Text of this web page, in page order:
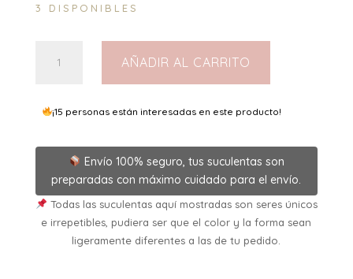
3 DISPONIBLES
Hera
cantidad
AÑADIR AL CARRITO
¡15 personas están interesadas en este producto!
Envío 100% seguro, tus suculentas son
preparadas con máximo cuidado para el envío.
Todas las suculentas aquí mostradas son seres únicos
e irrepetibles, pudiera ser que el color y la forma sean
ligeramente diferentes a las de tu pedido.